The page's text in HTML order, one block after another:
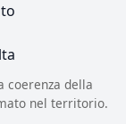
della
nel territorio.